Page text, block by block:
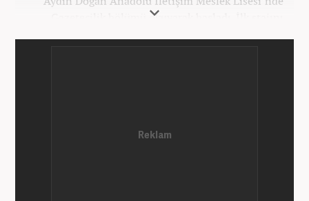
Gazetecilik bölümü okuyarak başladı. İlk stajını
Haber7.com’da “Gündem Editörü” olarak devam